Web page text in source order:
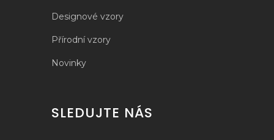
Designové vzory
Přírodní vzory
Novinky
SLEDUJTE NÁS